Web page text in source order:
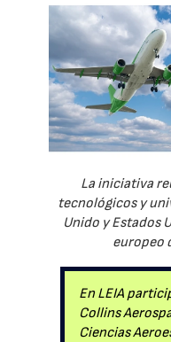
La iniciativa
tecnológicos y
Unido y Estados
europeo
En LEIA
Collins
Ciencias